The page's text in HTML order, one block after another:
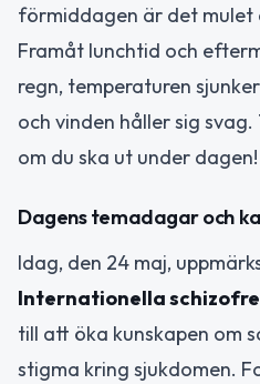
förmiddagen är det mulet
Framåt lunchtid och
regn, temperaturen
och vinden håller sig
om du ska ut under dagen!
Dagens temadagar och
Idag, den 24 maj,
Internationella
till att öka kunskapen om
stigma kring sjukdomen.